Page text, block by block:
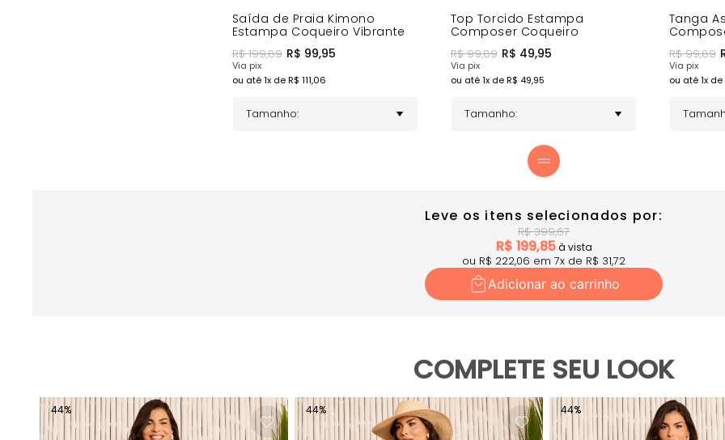
Saída de Praia Kimono
Estampa Coqueiro Vibrante
R$199,89 R$ 99,95
Via pix
ou até1x de R$ 111,06
Top Torcido Estampa
Composer Coqueiro
R$99,89 R$ 49,95
Via pix
ou até1x de R$ 49,95
Tanga
R$99,89
Via pix
ou até1x de
Leve os itens selecionados por:
R$399,67
R$ 199,85à vista
ou R$ 222,06 em 7x de R$ 31,72
Adicionar ao carrinho
COMPLETE SEU LOOK
44% 44% 44%